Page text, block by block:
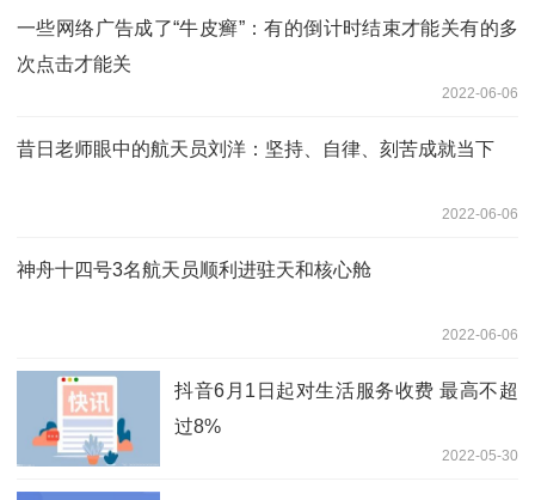
一些网络广告成了“牛皮癣”：有的倒计时结束才能关有的多
次点击才能关
2022-06-06
昔日老师眼中的航天员刘洋：坚持、自律、刻苦成就当下
2022-06-06
神舟十四号3名航天员顺利进驻天和核心舱
2022-06-06
抖音6月1日起对生活服务收费 最高不超
过8%
2022-05-30